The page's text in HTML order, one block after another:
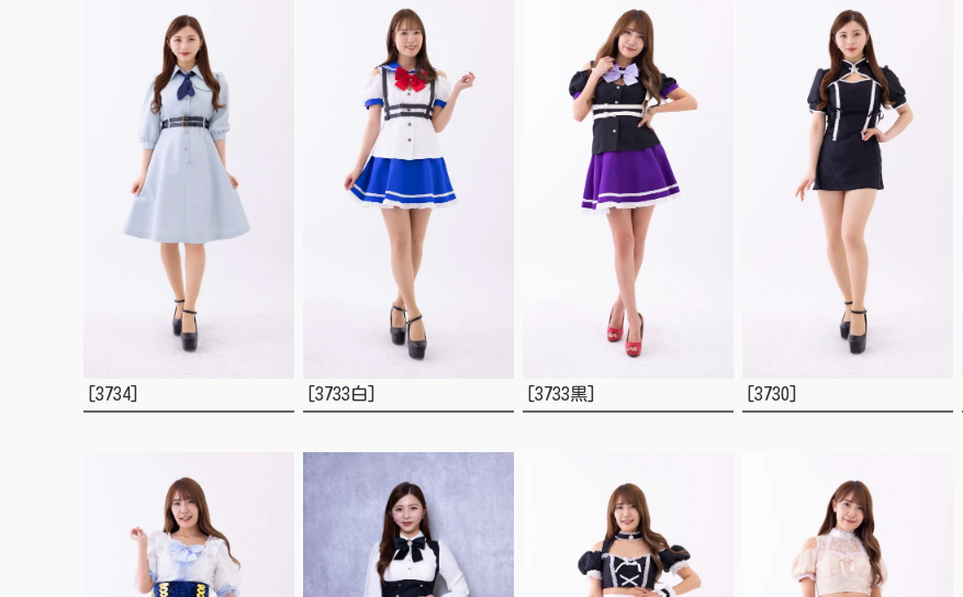
[3734] [3733白] [3733黒] [3730]